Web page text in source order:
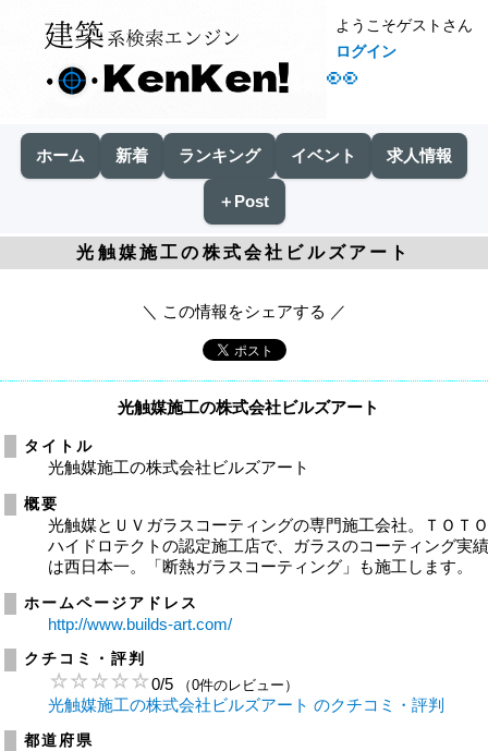
👀
ようこそゲストさん
ログイン
ホーム 新着 ランキング イベント 求人情報
＋Post
光触媒施工の株式会社ビルズアート
＼ この情報をシェアする ／
光触媒施工の株式会社ビルズアート
タイトル
光触媒施工の株式会社ビルズアート
概要
光触媒とＵＶガラスコーティングの専門施工会社。ＴＯＴ
ハイドロテクトの認定施工店で、ガラスのコーティング実
は西日本一。「断熱ガラスコーティング」も施工します。
ホームページアドレス
http://www.builds-art.com/
クチコミ・評判
0/5 （0件のレビュー）
光触媒施工の株式会社ビルズアート のクチコミ・評判
都道府県